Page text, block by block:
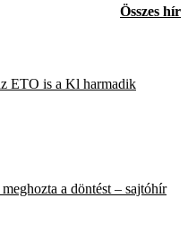
Összes hír
ETO is a Kl harmadik
a döntést – sajtóhír